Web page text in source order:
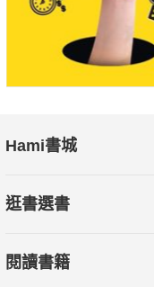
Hami書城
逛書選書
閱讀書籍